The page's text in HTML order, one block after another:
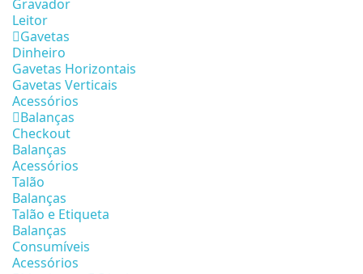
Gravador
Leitor
Gavetas
Dinheiro
Gavetas Horizontais
Gavetas Verticais
Acessórios
Balanças
Checkout
Balanças
Acessórios
Talão
Balanças
Talão e Etiqueta
Balanças
Consumíveis
Acessórios